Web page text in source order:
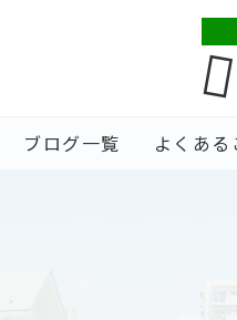
ブログ一覧 よくあ